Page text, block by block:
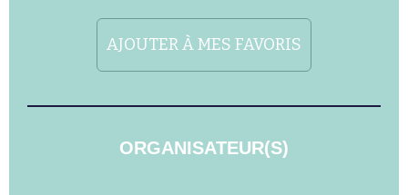
AJOUTER À MES FAVORIS
ORGANISATEUR(S)